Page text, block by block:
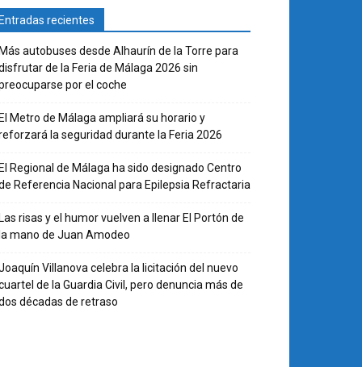
recientes
autobuses desde Alhaurín de la Torre para
de la Feria de Málaga 2026 sin
por el coche
Metro de Málaga ampliará su horario y
la seguridad durante la Feria 2026
Regional de Málaga ha sido designado Centro
Referencia Nacional para Epilepsia Refractaria
risas y el humor vuelven a llenar El Portón de
mano de Juan Amodeo
Villanova celebra la licitación del nuevo
de la Guardia Civil, pero denuncia más de
décadas de retraso